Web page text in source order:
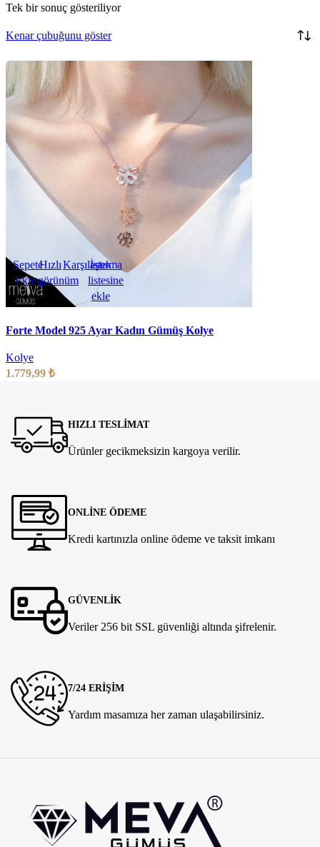
Tek bir sonuç gösteriliyor
Kenar çubuğunu göster
Sepete
Ekle
Hızlı
görünüm
Karşılaştırma
İstek
listesine
ekle
Forte Model 925 Ayar Kadın Gümüş Kolye
Kolye
1.779,99 ₺
HIZLI TESLİMAT
Ürünler gecikmeksizin kargoya verilir.
ONLİNE ÖDEME
Kredi kartınızla online ödeme ve taksit imkanı
GÜVENLİK
Veriler 256 bit SSL güvenliği altında şifrelenir.
7/24 ERİŞİM
Yardım masamıza her zaman ulaşabilirsiniz.